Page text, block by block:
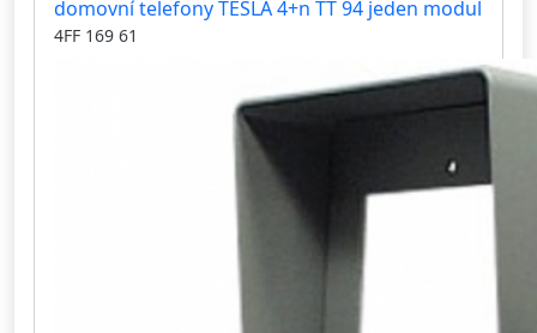
domovní telefony TESLA 4+n TT 94 jeden modul
4FF 169 61